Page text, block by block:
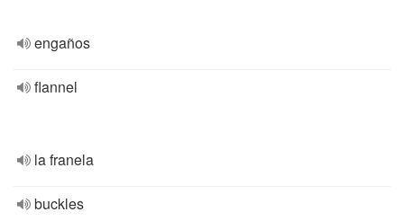
engaños
flannel
la franela
buckles